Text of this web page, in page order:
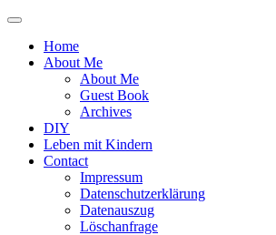
Menü
oder
ausblenden
Home
About Me
About Me
Guest Book
Archives
DIY
Leben mit Kindern
Contact
Impressum
Datenschutzerklärung
Datenauszug
Löschanfrage